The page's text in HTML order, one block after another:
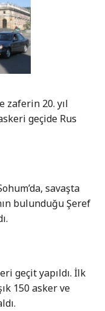
zaferin 20. yıl
geçide Rus
savaşta
bulunduğu Şeref
geçit yapıldı. İlk
150 asker ve